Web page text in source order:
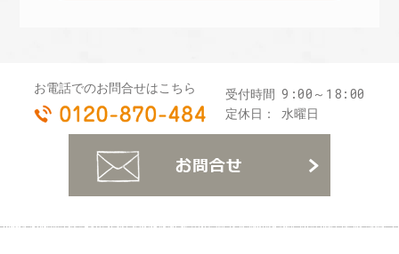
ゼ
お電話でのお問合せはこちら
0120-870-484
受付時間 9:00～18:00
定休日： 水曜日